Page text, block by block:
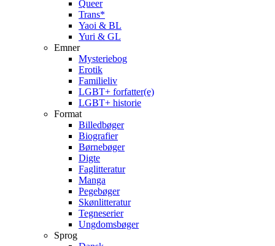
Queer
Trans*
Yaoi & BL
Yuri & GL
Emner
Mysteriebog
Erotik
Familieliv
LGBT+ forfatter(e)
LGBT+ historie
Format
Billedbøger
Biografier
Børnebøger
Digte
Faglitteratur
Manga
Pegebøger
Skønlitteratur
Tegneserier
Ungdomsbøger
Sprog